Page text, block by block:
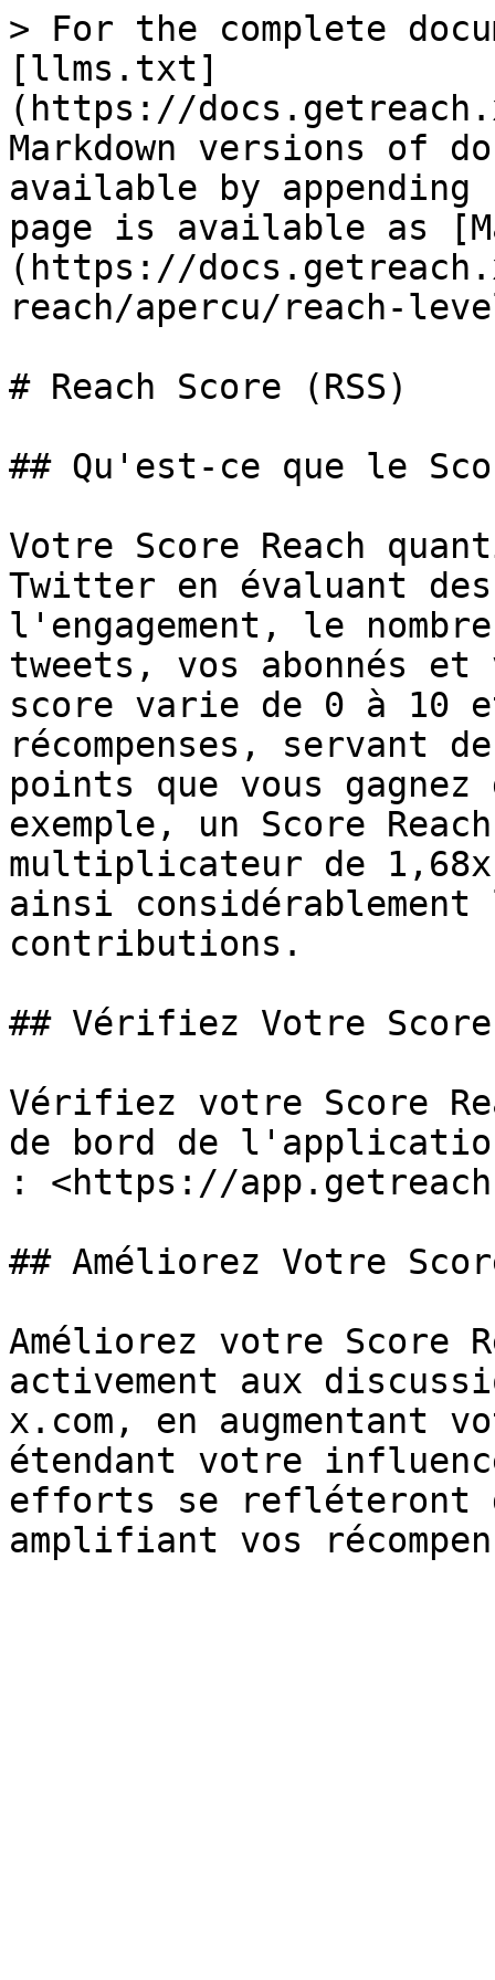
> For the complete
[llms.txt]
(https://
Markdown versions of
available by
page is available as
(https://
reach/apercu/reach-
# Reach Score (RSS)
## Qu'est-ce que le
Votre Score Reach
Twitter en évaluant
l'engagement, le
tweets, vos abonnés
score varie de 0 à 10
récompenses, servant
points que vous
exemple, un Score
multiplicateur de
ainsi considérablement
contributions.
## Vérifiez Votre Score
Vérifiez votre Score
de bord de
: <https://
## Améliorez Votre
Améliorez votre Score
activement aux
x.com, en augmentant
étendant votre
efforts se refléteront